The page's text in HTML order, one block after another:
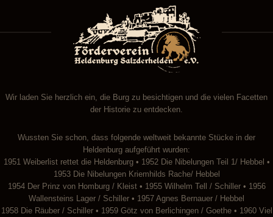
Wir laden Sie herzlich ein, die Burg zu besichtigen und die vielen Facetten
der Historie zu entdecken.
Wussten Sie schon, dass folgende weltweit bekannte Stücke in der
Heldenburg aufgeführt wurden:
1951 Weiberlist rettet die Heldenburg • 1952 Die Nibelungen Teil 1/ Hebbel •
1953 Die Nibelungen Kriemhilds Rache/ Hebbel
1954 Der Prinz von Homburg / Kleist • 1955 Wilhelm Tell / Schiller • 1956
Wallensteins Lager / Schiller • 1957 Agnes Bernauer / Hebbel
1958 Die Räuber / Schiller • 1959 Götz von Berlichingen / Goethe • 1960 Viel